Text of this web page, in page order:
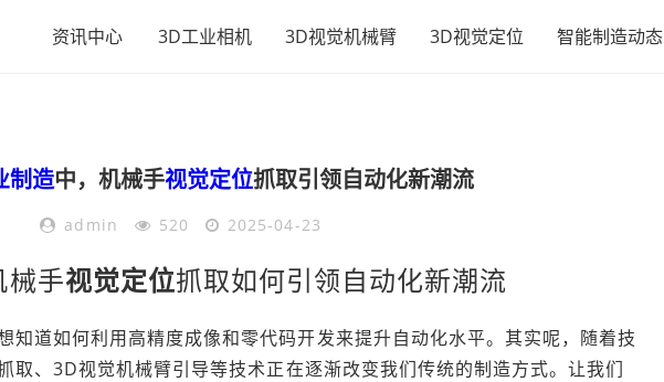
资讯中心 3D工业相机 3D视觉机械臂 3D视觉定位 智能制造动态
制造中，机械手视觉定位抓取引领自动化新潮流
admin 520 2025-04-23
械手视觉定位抓取如何引领自动化新潮流
知道如何利用高精度成像和零代码开发来提升自动化水平。其实呢，随着技
取、3D视觉机械臂引导等技术正在逐渐改变我们传统的制造方式。让我们